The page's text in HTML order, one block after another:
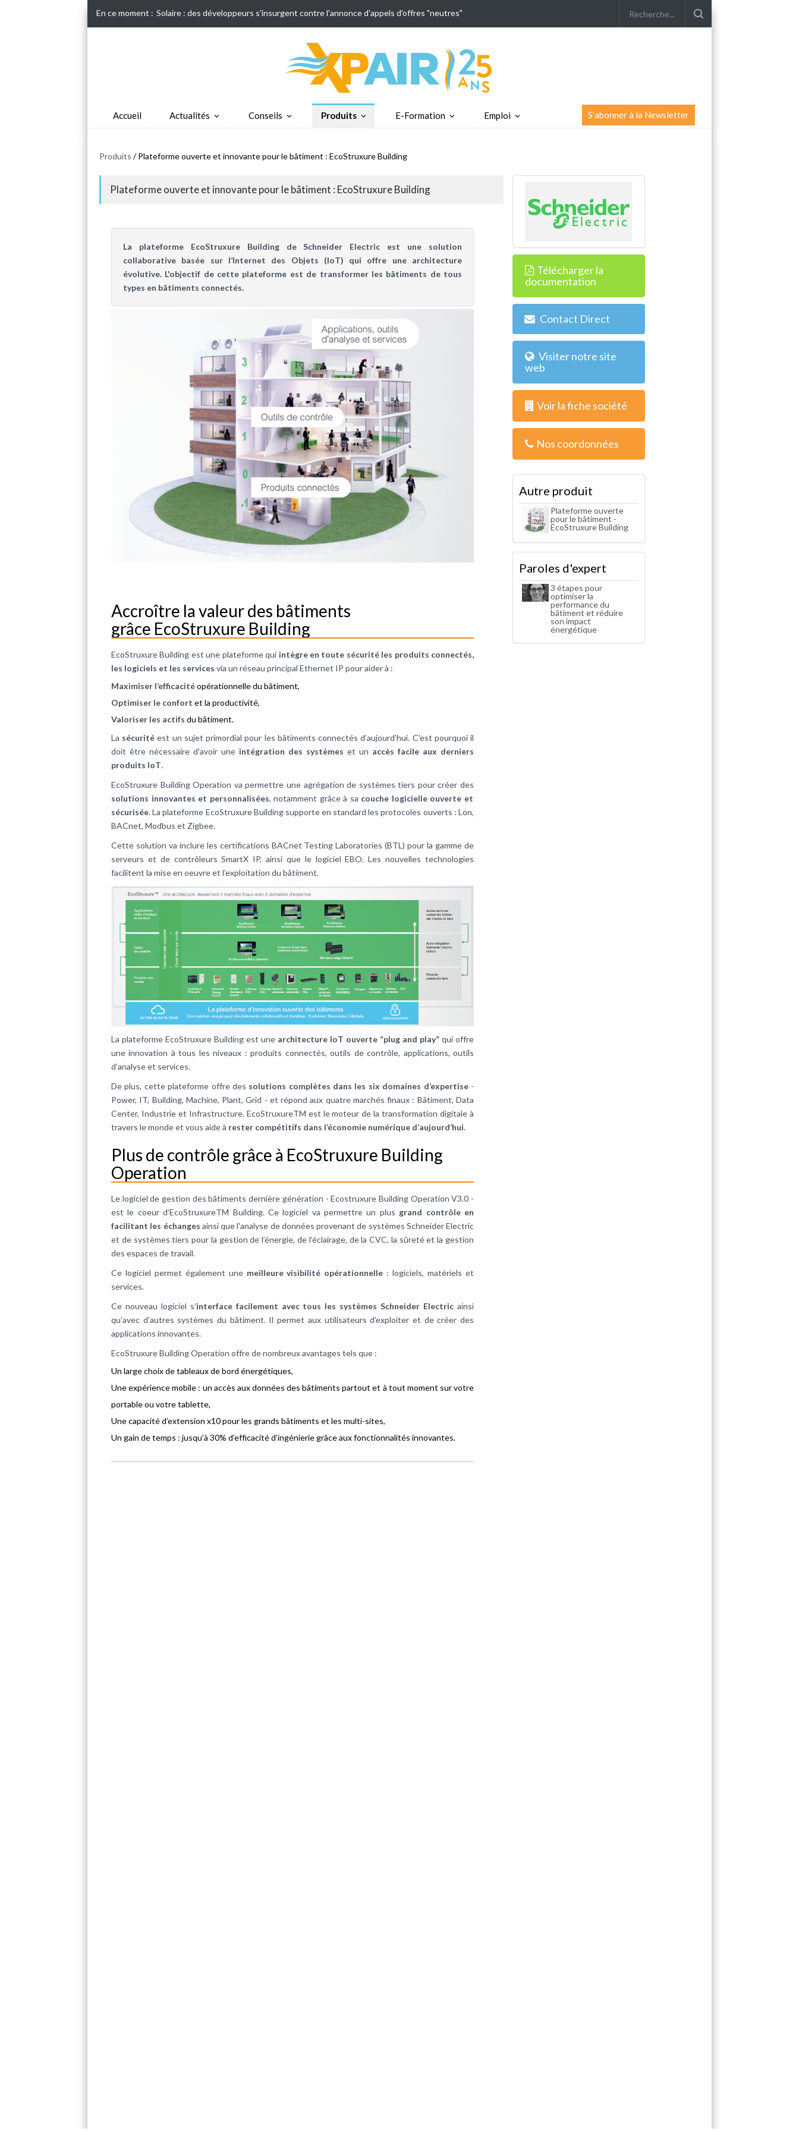
En ce moment : Solaire : des développeurs s'insurgent contre l'annonce d'appels d'offres "neutres"
Accueil Actualités Conseils Produits E-Formation Emploi S'abonner à la Newsletter
Produits / Plateforme ouverte et innovante pour le bâtiment : EcoStruxure Building
Plateforme ouverte et innovante pour le bâtiment : EcoStruxure Building
La plateforme EcoStruxure Building de Schneider Electric est une solution
collaborative basée sur l’Internet des Objets (IoT) qui offre une architecture
évolutive. L'objectif de cette plateforme est de transformer les bâtiments de tous
types en bâtiments connectés.
Accroître la valeur des bâtiments
grâce EcoStruxure Building
EcoStruxure Building est une plateforme qui intègre en toute sécurité les produits connectés,
les logiciels et les services via un réseau principal Ethernet IP pour aider à :
Maximiser l’efficacitéopérationnelle du bâtiment,
Optimiser le confort et la productivité,
Valoriser les actifs du bâtiment.
La sécurité est un sujet primordial pour les bâtiments connectés d’aujourd’hui. C'est pourquoi il
doit être nécessaire d'avoir une intégration des systèmes et un accès facile aux derniers
produits IoT.
EcoStruxure Building Operation va permettre une agrégation de systèmes tiers pour créer des
solutions innovantes et personnalisées, notamment grâce à sa couche logicielle ouverte et
sécurisée. La plateforme EcoStruxure Building supporte en standard les protocoles ouverts : Lon,
BACnet, Modbus et Zigbee.
Cette solution va inclure les certifications BACnet Testing Laboratories (BTL) pour la gamme de
serveurs et de contrôleurs SmartX IP, ainsi que le logiciel EBO. Les nouvelles technologies
facilitent la mise en oeuvre et l’exploitation du bâtiment.
La plateforme EcoStruxure Building est une architecture IoT ouverte “plug and play” qui offre
une innovation à tous les niveaux : produits connectés, outils de contrôle, applications, outils
d’analyse et services.
De plus, cette plateforme offre des solutions complètes dans les six domaines d’expertise-
Power, IT, Building, Machine, Plant, Grid - et répond aux quatre marchés finaux : Bâtiment, Data
Center, Industrie et Infrastructure. EcoStruxureTM est le moteur de la transformation digitale à
travers le monde et vous aide à rester compétitifs dans l’économie numérique d’aujourd’hui.
Plus de contrôle grâce à EcoStruxure Building
Operation
Le logiciel de gestion des bâtiments dernière génération - Ecostruxure Building Operation V3.0 -
est le coeur d’EcoStruxureTM Building. Ce logiciel va permettre un plus grand contrôle en
facilitant les échanges ainsi que l'analyse de données provenant de systèmes Schneider Electric
et de systèmes tiers pour la gestion de l’énergie, de l’éclairage, de la CVC, la sûreté et la gestion
des espaces de travail.
Ce logiciel permet également une meilleure visibilité opérationnelle : logiciels, matériels et
services.
Ce nouveau logiciel s’interface facilement avec tous les systèmes Schneider Electric ainsi
qu’avec d’autres systèmes du bâtiment. Il permet aux utilisateurs d’exploiter et de créer des
applications innovantes.
EcoStruxure Building Operation offre de nombreux avantages tels que :
Un large choix de tableaux de bord énergétiques,
Une expérience mobile : un accès aux données des bâtiments partout et à tout moment sur votre
portable ou votre tablette,
Une capacité d’extension x10 pour les grands bâtiments et les multi-sites,
Un gain de temps : jusqu’à 30% d’efficacité d’ingénierie grâce aux fonctionnalités innovantes.
Télécharger la
documentation
Contact Direct
Visiter notre site
web
Voir la fiche société
Nos coordonnées
Autre produit
Plateforme ouverte
pour le bâtiment -
EcoStruxure Building
Paroles d'expert
3 étapes pour
optimiser la
performance du
bâtiment et réduire
son impact
énergétique